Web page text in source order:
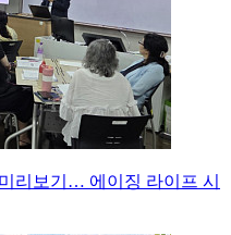
리보기… 에이징 라이프 시